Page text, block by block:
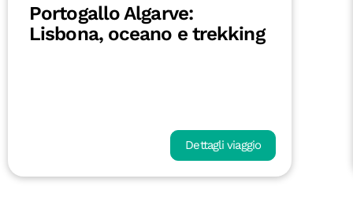
Fuerteventura On the Road:
tra oceano e deserto
Dettagli viaggio